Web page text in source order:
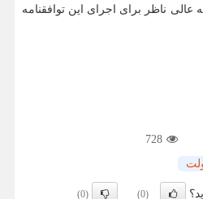
عالی ناظر برای اجرای این توافقنامه
728
(0)
(0)